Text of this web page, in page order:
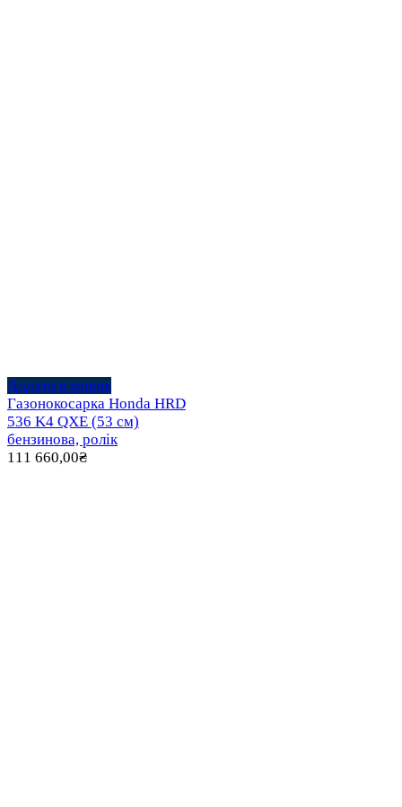
Додати в кошик
Газонокосарка Honda HRD
536 K4 QXE (53 см)
бензинова, ролік
111 660,00₴